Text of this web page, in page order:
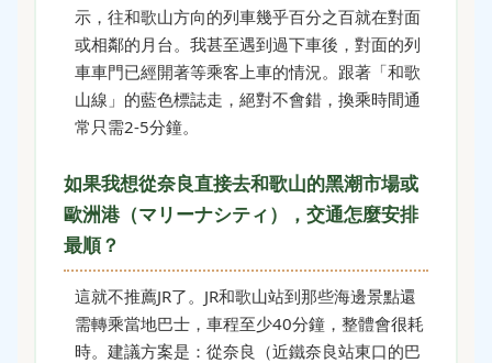
示，往和歌山方向的列車幾乎百分之百就在對面
或相鄰的月台。我甚至遇到過下車後，對面的列
車車門已經開著等乘客上車的情況。跟著「和歌
山線」的藍色標誌走，絕對不會錯，換乘時間通
常只需2-5分鐘。
如果我想從奈良直接去和歌山的黑潮市場或
歐洲港（マリーナシティ），交通怎麼安排
最順？
這就不推薦JR了。JR和歌山站到那些海邊景點還
需轉乘當地巴士，車程至少40分鐘，整體會很耗
時。建議方案是：從奈良（近鐵奈良站東口的巴